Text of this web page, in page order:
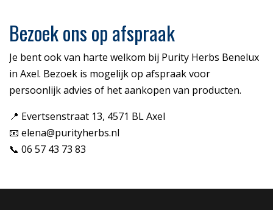
Bezoek ons op afspraak
Je bent ook van harte welkom bij Purity Herbs Benelux
in Axel. Bezoek is mogelijk op afspraak voor
persoonlijk advies of het aankopen van producten.
📍 Evertsenstraat 13, 4571 BL Axel
📧 elena@purityherbs.nl
📞 06 57 43 73 83